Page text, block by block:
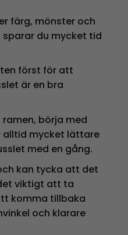
färg, mönster och
du mycket tid
först för att
är en bra
börja med
alltid mycket lättare
med en gång.
kan tycka att det
viktigt att ta
komma tillbaka
och klarare